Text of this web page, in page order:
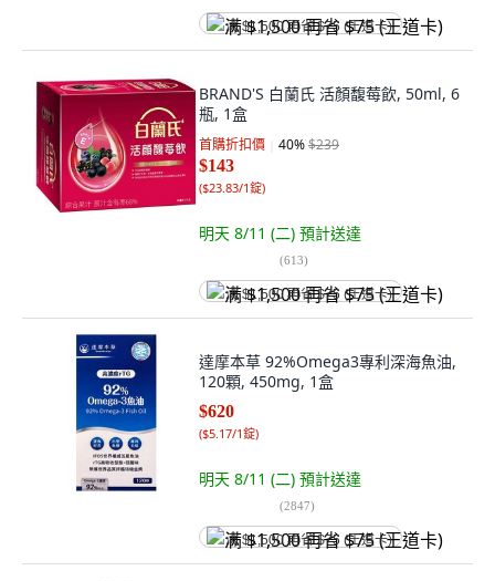
满 $1,500 再省 $75 (王道卡)
BRAND'S 白蘭氏 活顏馥莓飲, 50ml, 6
瓶, 1盒
首購折扣價 40%$239
$143
($23.83/1錠)
明天 8/11 (二) 預計送達
(613)
满 $1,500 再省 $75 (王道卡)
達摩本草 92%Omega3專利深海魚油,
120顆, 450mg, 1盒
$620
($5.17/1錠)
明天 8/11 (二) 預計送達
(2847)
满 $1,500 再省 $75 (王道卡)